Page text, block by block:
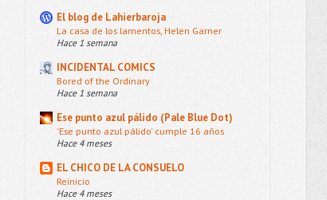
El blog de Lahierbaroja
La casa de los lamentos, Helen Garner
Hace 1 semana
INCIDENTAL COMICS
Bored of the Ordinary
Hace 1 semana
Ese punto azul pálido (Pale Blue Dot)
'Ese punto azul pálido' cumple 16 años
Hace 4 meses
EL CHICO DE LA CONSUELO
Reinicio
Hace 4 meses